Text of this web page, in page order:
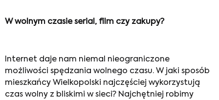
W wolnym czasie serial, film czy zakupy?
Internet daje nam niemal nieograniczone
możliwości spędzania wolnego czasu. W jaki sposób
mieszkańcy Wielkopolski najczęściej wykorzystują
czas wolny z bliskimi w sieci? Najchętniej robimy